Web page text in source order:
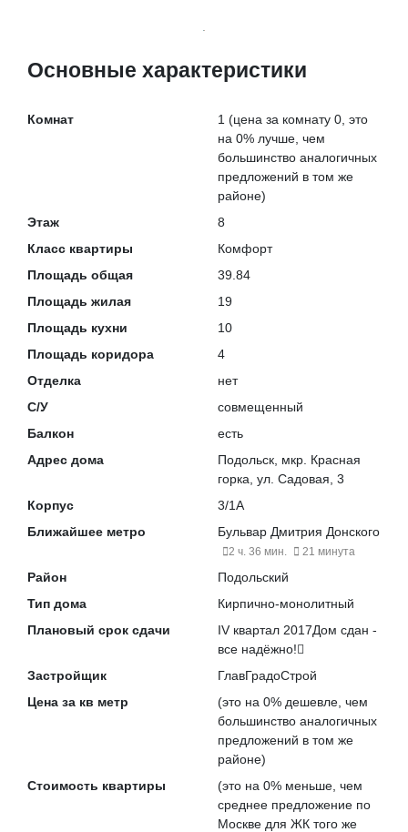
Основные характеристики
Комнат 1 (цена за комнату 0, это
на 0% лучше , чем
большинство аналогичных
предложений в том же
районе)
Этаж
8
Класс квартиры
Комфорт
Площадь общая
39.84
Площадь жилая
19
Площадь кухни
10
Площадь коридора
4
Отделка
нет
С/У
совмещенный
Балкон
есть
Адрес дома
Подольск, мкр. Красная
горка, ул. Садовая, 3
Корпус
3/1А
Ближайшее метро
Бульвар Дмитрия Донского
2 ч. 36 мин. 21 минута
Район
Подольский
Тип дома
Кирпично-монолитный
Плановый срок сдачи
IV квартал 2017Дом сдан -
все надёжно!
Застройщик
ГлавГрадоСтрой
Цена за кв метр
(это на 0% дешевле , чем
большинство аналогичных
предложений в том же
районе)
Стоимость квартиры
(это на 0% меньше , чем
среднее предложение по
Москве для ЖК того же